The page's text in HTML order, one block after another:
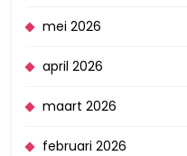
mei 2026
april 2026
maart 2026
februari 2026